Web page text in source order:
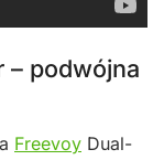
– podwójna
Freevoy Dual-